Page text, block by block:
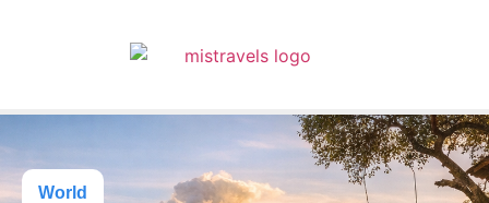
World